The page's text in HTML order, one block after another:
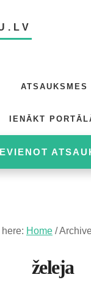
ATSAUKSMES
IENĀKT
Home /
želeja